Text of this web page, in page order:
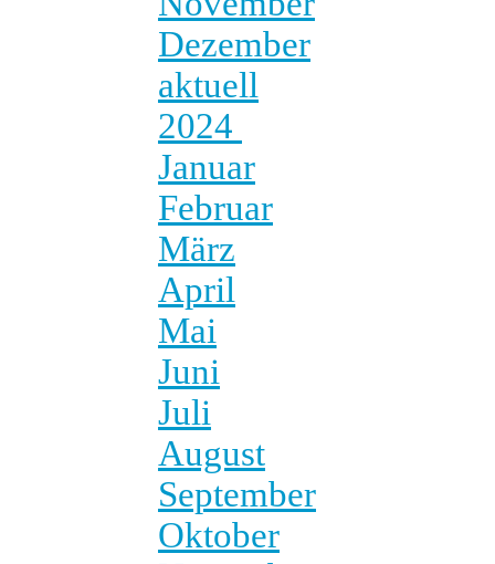
Dezember
aktuell
2024
Januar
Februar
März
April
Mai
Juni
Juli
August
September
Oktober